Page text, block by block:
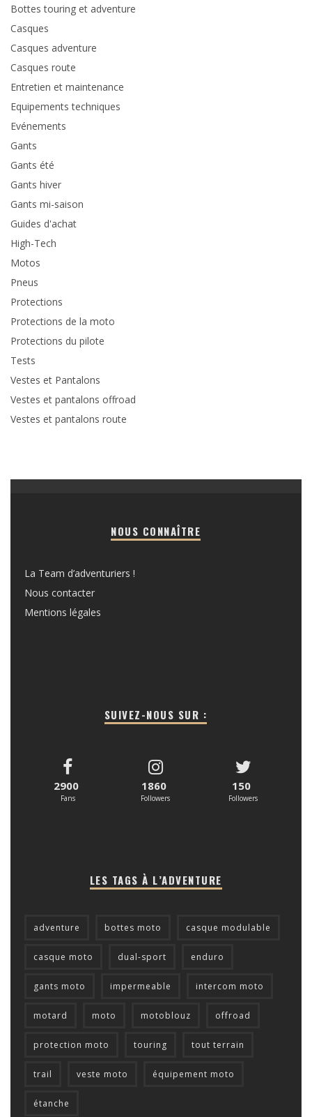
Bottes touring et adventure
Casques
Casques adventure
Casques route
Entretien et maintenance
Equipements techniques
Evénements
Gants
Gants été
Gants hiver
Gants mi-saison
Guides d'achat
High-Tech
Motos
Pneus
Protections
Protections de la moto
Protections du pilote
Tests
Vestes et Pantalons
Vestes et pantalons offroad
Vestes et pantalons route
NOUS CONNAÎTRE
La Team d’adventuriers !
Nous contacter
Mentions légales
SUIVEZ-NOUS SUR :
2900
Fans
1860
Followers
150
Followers
LES TAGS À L’ADVENTURE
adventure bottes moto casque modulable
casque moto dual-sport enduro
gants moto impermeable intercom moto
motard moto motoblouz offroad
protection moto touring tout terrain
trail veste moto équipement moto
étanche